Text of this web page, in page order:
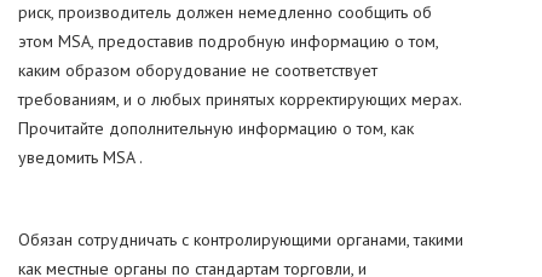
риск, производитель должен немедленно сообщить об
этом MSA, предоставив подробную информацию о том,
каким образом оборудование не соответствует
требованиям, и о любых принятых корректирующих мерах.
Прочитайте дополнительную информацию о том, как
уведомить MSA .
Обязан сотрудничать с контролирующими органами, такими
как местные органы по стандартам торговли, и